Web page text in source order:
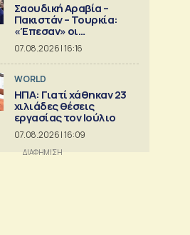
Σαουδική Αραβία –
Πακιστάν – Τουρκία:
«Έπεσαν» οι
υπογραφές στην «κοινή
αμυντική συμφωνία της
Μέκκας»
07.08.2026 | 16:16
WORLD
ΗΠΑ: Γιατί χάθηκαν 23
χιλιάδες θέσεις
εργασίας τον Ιούλιο
07.08.2026 | 16:09